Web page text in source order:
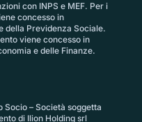
con INPS e MEF. Per i
concesso in
della Previdenza Sociale.
viene concesso in
e delle Finanze.
Socio – Società soggetta
di Ilion Holding srl